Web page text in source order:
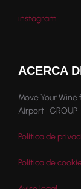
instagram
ACERCA
Move Your
Airport | GROUP
Política de
Política de